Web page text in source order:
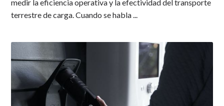
medir la eficiencia operativa y la efectividad del transporte
terrestre de carga. Cuando se habla ...